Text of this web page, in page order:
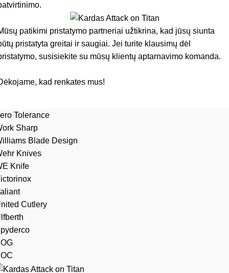
patikimi pristatymo partneriai užtikrina, kad jūsų siunta
pristatyta greitai ir saugiai. Jei turite klausimų dėl
susisiekite su mūsų klientų aptarnavimo komanda.
kad renkates mus!
Tolerance
Sharp
Blade Design
Knives
Knife
Cutlery